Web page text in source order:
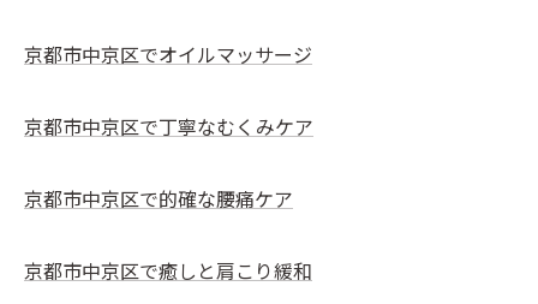
京都市中京区でオイルマッサージ
京都市中京区で丁寧なむくみケア
京都市中京区で的確な腰痛ケア
京都市中京区で癒しと肩こり緩和